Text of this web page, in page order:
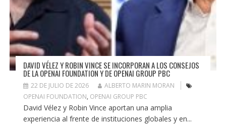
DAVID VÉLEZ Y ROBIN VINCE SE INCORPORAN A LOS CONSEJOS
DE LA OPENAI FOUNDATION Y DE OPENAI GROUP PBC
22 DE JULIO DE 2026
ALBERTO MARIN MORAN
OPENAI FOUNDATION, OPENAI GROUP PBC
David Vélez y Robin Vince aportan una amplia
experiencia al frente de instituciones globales y en...